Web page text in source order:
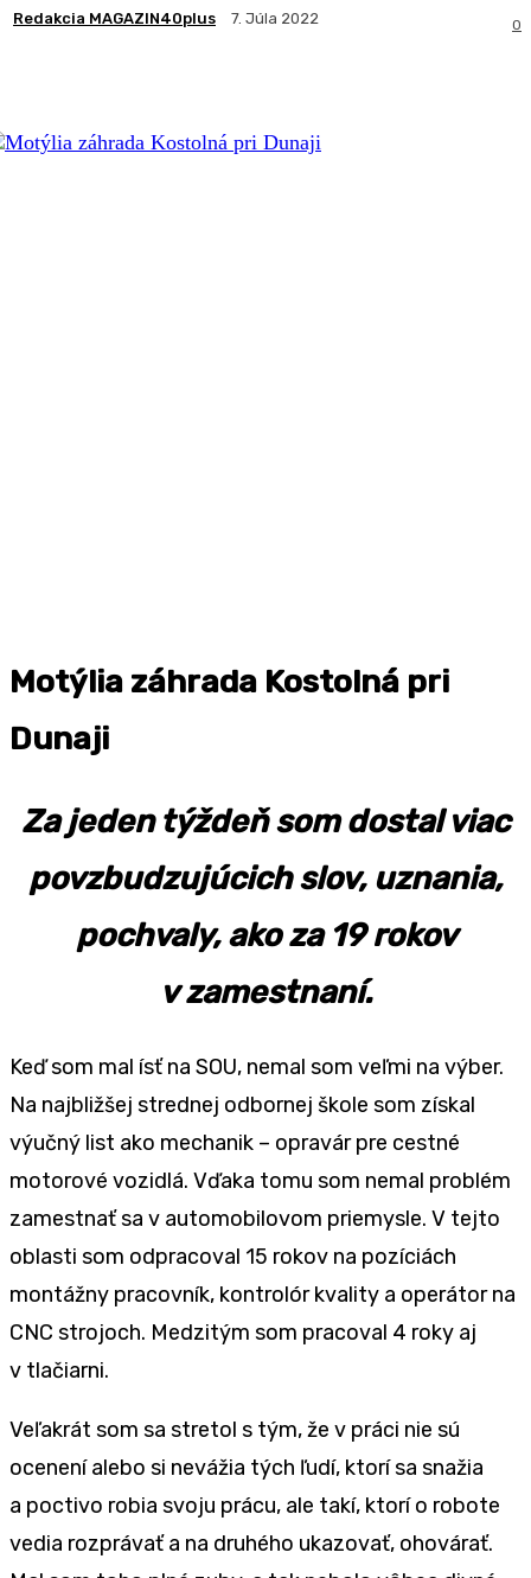
Redakcia MAGAZIN40plus 7. Júla 2022 0
Motýlia záhrada Kostolná pri
Dunaji
Za jeden týždeň som dostal viac
povzbudzujúcich slov, uznania,
pochvaly, ako za 19 rokov
v zamestnaní.
Keď som mal ísť na SOU, nemal som veľmi na výber.
Na najbližšej strednej odbornej škole som získal
výučný list ako mechanik – opravár pre cestné
motorové vozidlá. Vďaka tomu som nemal problém
zamestnať sa v automobilovom priemysle. V tejto
oblasti som odpracoval 15 rokov na pozíciách
montážny pracovník, kontrolór kvality a operátor na
CNC strojoch. Medzitým som pracoval 4 roky aj
v tlačiarni.
Veľakrát som sa stretol s tým, že v práci nie sú
ocenení alebo si nevážia tých ľudí, ktorí sa snažia
a poctivo robia svoju prácu, ale takí, ktorí o robote
vedia rozprávať a na druhého ukazovať, ohovárať.